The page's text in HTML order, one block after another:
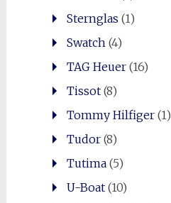
Sternglas (1)
Swatch(4)
TAG Heuer(16)
Tissot(8)
Tommy Hilfiger(1)
Tudor(8)
Tutima(5)
U-Boat(10)